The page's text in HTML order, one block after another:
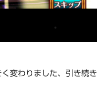
変わりました、引き続き